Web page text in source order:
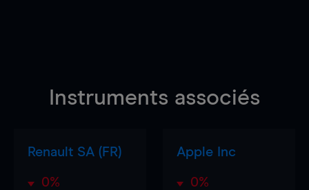
Instruments associés
Renault SA (FR)
0%
Apple Inc
0%